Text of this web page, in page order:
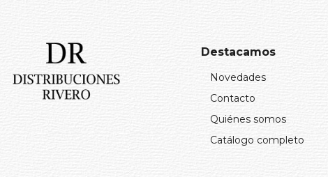
Destacamos
Novedades
Contacto
Quiénes somos
Catálogo completo